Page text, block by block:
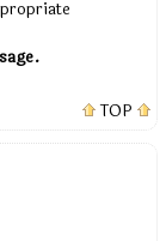
TOP